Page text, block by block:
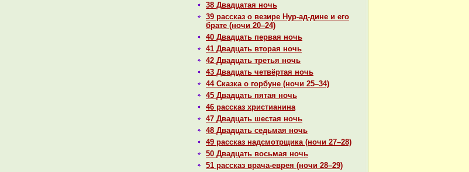
38 Двадцатая ночь
39 paссказ о везире Нур-ад-дине и его
бpaте (ночи 20–24)
40 Двадцать первая ночь
41 Двадцать втоpaя ночь
42 Двадцать третья ночь
43 Двадцать четвёртая ночь
44 Сказка о горбуне (ночи 25–34)
45 Двадцать пятая ночь
46 paссказ христианинa
47 Двадцать шестая ночь
48 Двадцать седьмая ночь
49 paссказ нaдсмотрщика (ночи 27–28)
50 Двадцать восьмая ночь
51 paссказ вpaча-еврея (ночи 28–29)